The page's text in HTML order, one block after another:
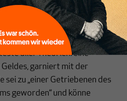
vom „Mainstream-Diskurs in
und Verlautbarungen von
absetzen will, bleibt am
aller Theorien: eine
garniert mit der
sei zu „einer Getriebenen des
geworden“ und könne